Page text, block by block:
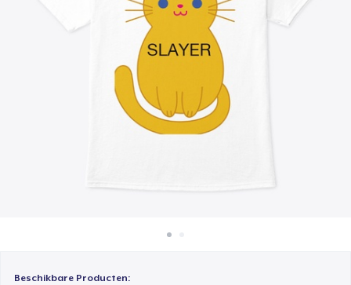
Verkoop overal
Beschikbare Producten: